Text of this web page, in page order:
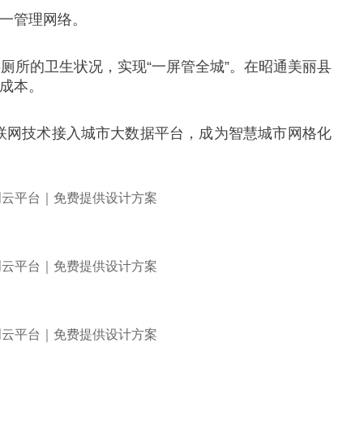
管理网络。
所的卫生状况，实现“一屏管全城”。在昭通美丽县
本。
技术接入城市大数据平台，成为智慧城市网格化